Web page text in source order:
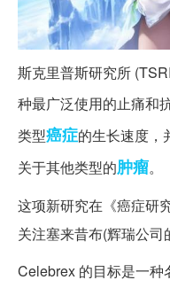
斯克里普斯研究所
种最广泛使用的止痛和
类型癌症的生长速度，
关于其他类型的肿瘤。
这项新研究在《癌症研
关注塞来昔布(辉瑞公司
Celebrex 的目标是一种